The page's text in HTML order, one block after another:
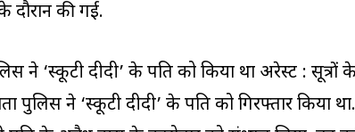
दौरान की गई.
ने ‘स्कूटी दीदी’ के पति को किया था अरेस्ट :
पुलिस ने ‘स्कूटी दीदी’ के पति को गिरफ्तार किया